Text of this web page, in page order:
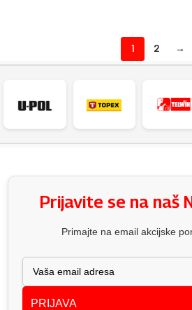
1 2 →
Prijavite se na naš
Primajte na email akcijske
PRIJAVA